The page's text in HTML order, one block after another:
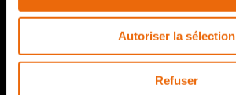
Autoriser la sélection
Refuser
Durabilité